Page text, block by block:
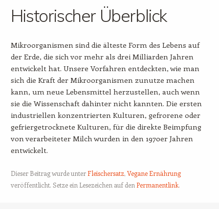
Historischer Überblick
Mikroorganismen sind die älteste Form des Lebens auf
der Erde, die sich vor mehr als drei Milliarden Jahren
entwickelt hat. Unsere Vorfahren entdeckten, wie man
sich die Kraft der Mikroorganismen zunutze machen
kann, um neue Lebensmittel herzustellen, auch wenn
sie die Wissenschaft dahinter nicht kannten. Die ersten
industriellen konzentrierten Kulturen, gefrorene oder
gefriergetrocknete Kulturen, für die direkte Beimpfung
von verarbeiteter Milch wurden in den 1970er Jahren
entwickelt.
Dieser Beitrag wurde unterFleischersatz, Vegane Ernährung
veröffentlicht. Setze ein Lesezeichen auf den Permanentlink.